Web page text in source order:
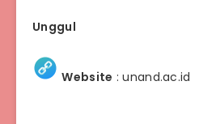
Unggul
Website :unand.ac.id